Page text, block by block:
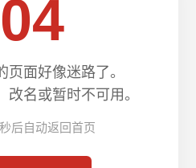
页面好像迷路了。
改名或暂时不可用。
秒后自动返回首页